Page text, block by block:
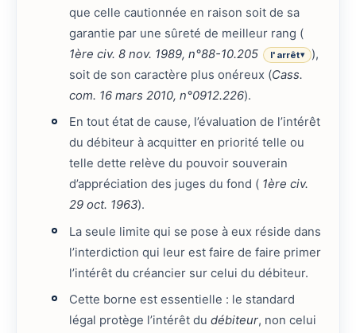
que celle cautionnée en raison soit de sa
garantie par une sûreté de meilleur rang (
1ère civ. 8 nov. 1989, n°88-10.205
l'arrêt▾
),
soit de son caractère plus onéreux (Cass.
com. 16 mars 2010, n°0912.226).
En tout état de cause, l’évaluation de l’intérêt
du débiteur à acquitter en priorité telle ou
telle dette relève du pouvoir souverain
d’appréciation des juges du fond ( 1ère civ.
29 oct. 1963).
La seule limite qui se pose à eux réside dans
l’interdiction qui leur est faire de faire primer
l’intérêt du créancier sur celui du débiteur.
Cette borne est essentielle : le standard
légal protège l’intérêt dudébiteur, non celui